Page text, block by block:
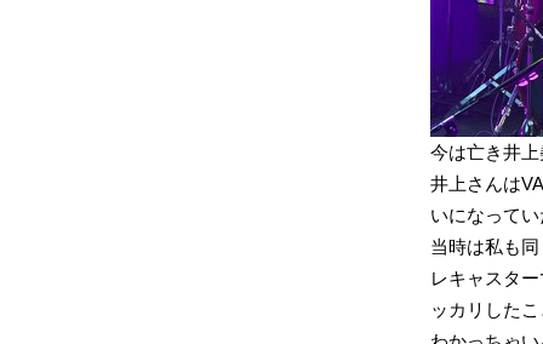
今は亡き井
井上さんは
いになって
当時は私も
レキャスタ
ッカリした